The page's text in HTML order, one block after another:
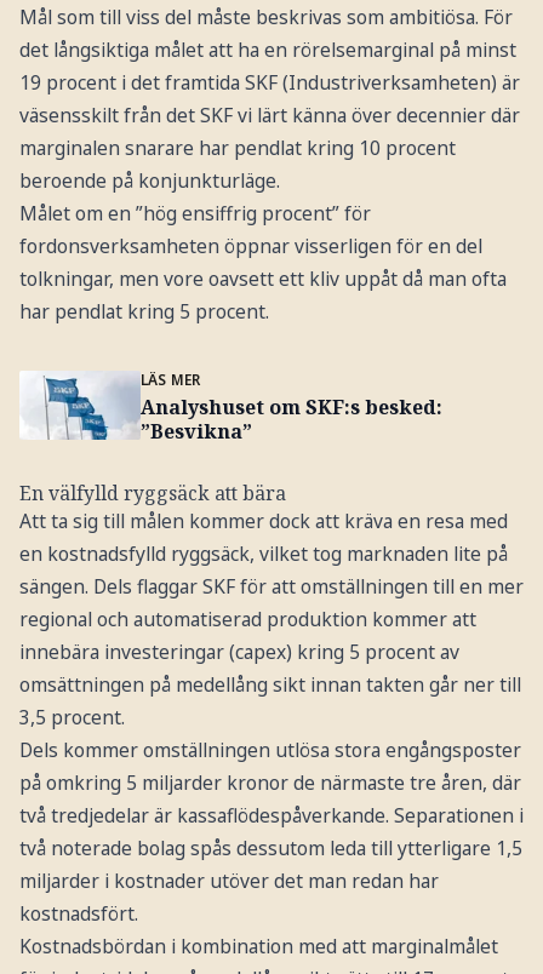
Mål som till viss del måste beskrivas som ambitiösa. För
det långsiktiga målet att ha en rörelsemarginal på minst
19 procent i det framtida SKF (Industriverksamheten) är
väsensskilt från det SKF vi lärt känna över decennier där
marginalen snarare har pendlat kring 10 procent
beroende på konjunkturläge.
Målet om en ”hög ensiffrig procent” för
fordonsverksamheten öppnar visserligen för en del
tolkningar, men vore oavsett ett kliv uppåt då man ofta
har pendlat kring 5 procent.
LÄS MER
Analyshuset om SKF:s besked:
”Besvikna”
En välfylld ryggsäck att bära
Att ta sig till målen kommer dock att kräva en resa med
en kostnadsfylld ryggsäck, vilket tog marknaden lite på
sängen. Dels flaggar SKF för att omställningen till en mer
regional och automatiserad produktion kommer att
innebära investeringar (capex) kring 5 procent av
omsättningen på medellång sikt innan takten går ner till
3,5 procent.
Dels kommer omställningen utlösa stora engångsposter
på omkring 5 miljarder kronor de närmaste tre åren, där
två tredjedelar är kassaflödespåverkande. Separationen i
två noterade bolag spås dessutom leda till ytterligare 1,5
miljarder i kostnader utöver det man redan har
kostnadsfört.
Kostnadsbördan i kombination med att marginalmålet